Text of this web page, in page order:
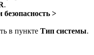
.
>
в пункте Тип системы.